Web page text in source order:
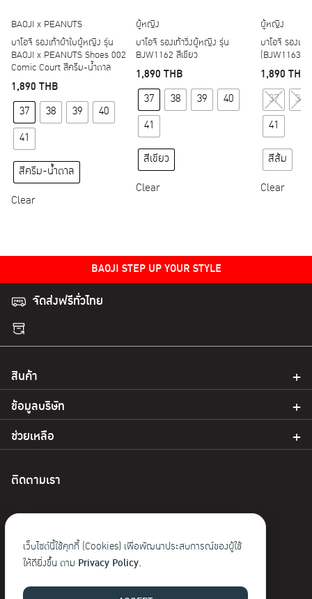
BAOJI x PEANUTS
บาโอจิ รองเท้าผ้าใบผู้หญิง รุ่น
BAOJI x PEANUTS Shoes 002
Comic Court สีครีม-น้ำตาล
1,890 THB
This product has multiple variants. The options may
37 38 39
40
41
สีครีม-น้ำตาล
Clear
ผู้หญิง
บาโอจิ รองเท้าวิ่งผู้หญิง รุ่น
BJW1162 สีเขียว
1,890THB
This product has
37 38 39
40
41
สีเขียว
Clear
ผู้หญิง
บาโอจิ รองเ
(BJW1163)
1,890THB
37
38
41
สีส้ม
Clear
BAOJI STEP UP YOUR STYLE
จัดส่งฟรีทั่วไทย
สินค้า
ข้อมูลบริษัท
ช่วยเหลือ
ติดตามเรา
© 2023 Baoji. สงวนลิขสิทธิ์
เว็บไซต์นี้ใช้คุกกี้ (Cookies) เพื่อพัฒนาประสบการณ์ของผู้ใช้
ให้ดียิ่งขึ้น ตาม Privacy Policy.